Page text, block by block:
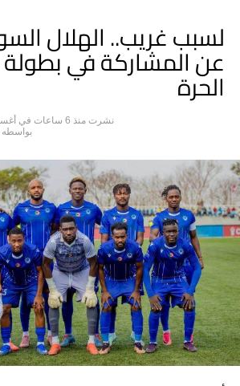
لسبب غريب.. الهلال
عن المشاركة في
الحرة
نشرت منذ 6 ساعات في
بواسطه